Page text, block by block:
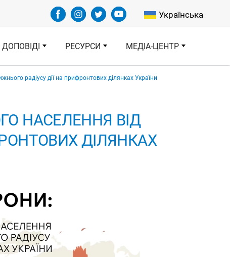
Select your
Українська
РЕСУРСИ МЕДІА-ЦЕНТР
радіусу дії на прифронтових ділянках України
НАСЕЛЕННЯ ВІД
ДІЛЯНКАХ